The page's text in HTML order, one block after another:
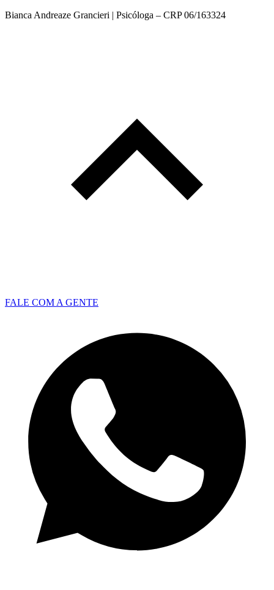
Bianca Andreaze Grancieri | Psicóloga – CRP 06/163324
FALE COM A GENTE